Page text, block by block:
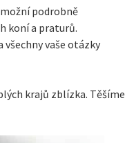
podrobně
koní a praturů.
vaše otázky
krajů zblízka. Těšíme